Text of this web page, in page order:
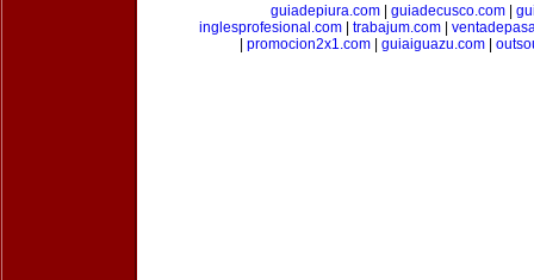
guiadepiura.com| guiadecusco.com|
inglesprofesional.com| trabajum.com|
promocion2x1.com guiaiguazu.com